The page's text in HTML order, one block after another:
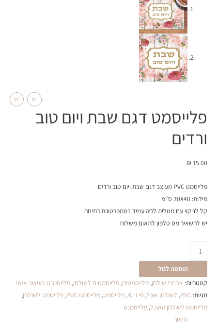
פלייסמט דגם שבת ויום טוב
ורדים
₪15.00
פלייסמט PVC מעוצב דגם שבת ויום טוב ורדים
מידות: 30X40 ס"מ
קל לניקוי עם מטלית לחה עמיד בטמפרטורת רתיחה
יש להשאיר מס טלפון לתאום משלוח
הוספה לסל
קטגוריות: אביזרי שולחן, פלייסמטים, פלייסמטים לשולחן, פלייסמנט בעיצוב אישי
תגיות: PVC
, לשולחן אוכל, פי וי סי, פלייסמט, פלייסמט PVC , פלייסמט לשולחן,
פלייסמט לשולחן האוכל, פלייסמנט
תיאור